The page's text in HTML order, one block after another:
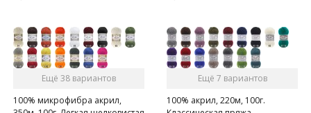
Ещё 38 вариантов
100% микрофибра акрил,
Ещё 7 вариантов
100% акрил, 220м, 100г.